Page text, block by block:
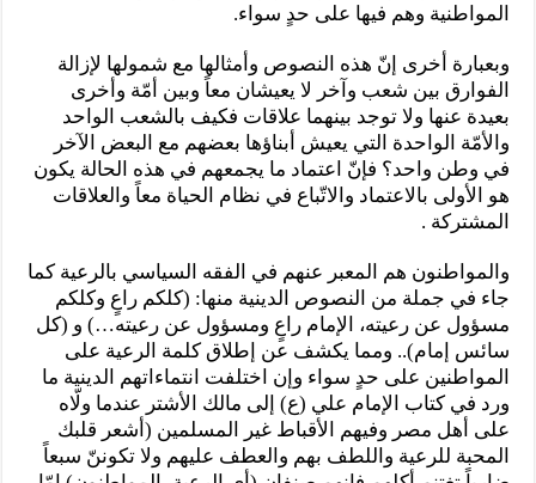
المواطنية وهم فيها على حدٍ سواء.
وبعبارة أخرى إنّ هذه النصوص وأمثالها مع شمولها لإزالة
الفوارق بين شعب وآخر لا يعيشان معاً وبين أمّة وأخرى
بعيدة عنها ولا توجد بينهما علاقات فكيف بالشعب الواحد
والأمّة الواحدة التي يعيش أبناؤها بعضهم مع البعض الآخر
في وطن واحد؟ فإنّ اعتماد ما يجمعهم في هذه الحالة يكون
هو الأولى بالاعتماد والاتّباع في نظام الحياة معاً والعلاقات
المشتركة .
والمواطنون هم المعبر عنهم في الفقه السياسي بالرعية كما
جاء في جملة من النصوص الدينية منها: (كلكم راعٍ وكلكم
مسؤول عن رعيته، الإمام راعٍ ومسؤول عن رعيته…) و (كل
سائس إمام).. ومما يكشف عن إطلاق كلمة الرعية على
المواطنين على حدٍ سواء وإن اختلفت انتماءاتهم الدينية ما
ورد في كتاب الإمام علي (ع) إلى مالك الأشتر عندما ولّاه
على أهل مصر وفيهم الأقباط غير المسلمين (أشعر قلبك
المحبة للرعية واللطف بهم والعطف عليهم ولا تكوننّ سبعاً